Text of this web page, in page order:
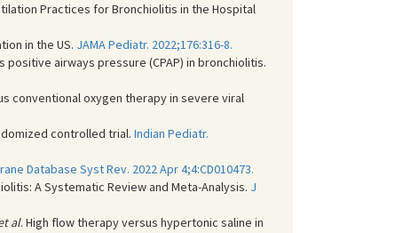
Practices for Bronchiolitis in the Hospital
in the US. JAMA Pediatr. 2022;176:316-8.
positive airways pressure (CPAP) in bronchiolitis.
conventional oxygen therapy in severe viral
controlled trial. Indian Pediatr.
Database Syst Rev. 2022 Apr 4;4:CD010473.
A Systematic Review and Meta-Analysis. J
al. High flow therapy versus hypertonic saline in